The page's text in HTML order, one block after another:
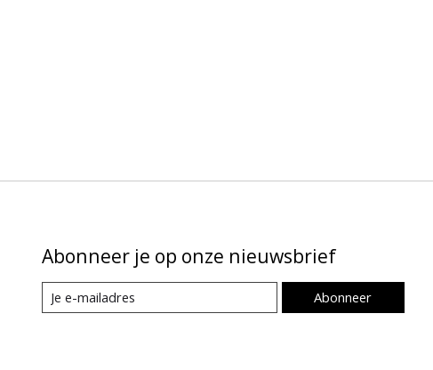
Abonneer je op onze nieuwsbrief
Abonneer